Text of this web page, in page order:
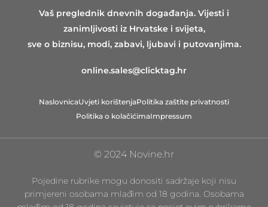
Vaš preglednik dnevnih događanja. Vijesti i
zanimljivosti iz Hrvatske i svijeta,
sve o biznisu, modi, zabavi, ljubavi i putovanjima.
online.sales@clicktag.hr
NaslovnicaUvjeti korištenjaPolitika zaštite privatnosti
Politika o kolačićimaImpressum
© 2024 Novine.hr
Pojedine rubrike mogu donositi sadržaje koji nisu
primjereni osobama mlađim od 18 godina. Osobama